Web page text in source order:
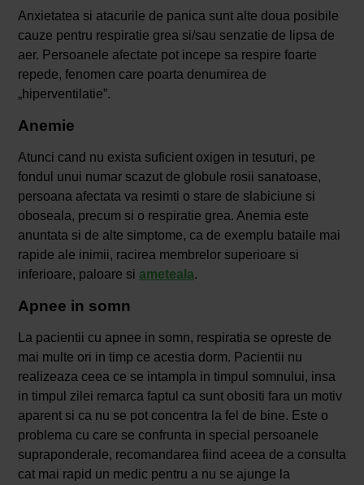
Anxietatea si atacurile de panica sunt alte doua posibile
cauze pentru respiratie grea si/sau senzatie de lipsa de
aer. Persoanele afectate pot incepe sa respire foarte
repede, fenomen care poarta denumirea de
„hiperventilatie”.
Anemie
Atunci cand nu exista suficient oxigen in tesuturi, pe
fondul unui numar scazut de globule rosii sanatoase,
persoana afectata va resimti o stare de slabiciune si
oboseala, precum si o respiratie grea. Anemia este
anuntata si de alte simptome, ca de exemplu bataile mai
rapide ale inimii, racirea membrelor superioare si
inferioare, paloare si ameteala.
Apnee in somn
La pacientii cu apnee in somn, respiratia se opreste de
mai multe ori in timp ce acestia dorm. Pacientii nu
realizeaza ceea ce se intampla in timpul somnului, insa
in timpul zilei remarca faptul ca sunt obositi fara un motiv
aparent si ca nu se pot concentra la fel de bine. Este o
problema cu care se confrunta in special persoanele
supraponderale, recomandarea fiind aceea de a consulta
cat mai rapid un medic pentru a nu se ajunge la